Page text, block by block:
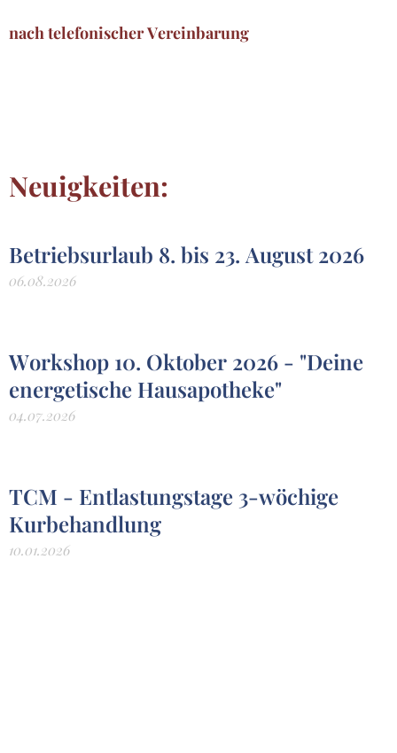
nach telefonischer Vereinbarung
Neuigkeiten:
Betriebsurlaub 8. bis 23. August 2026
06.08.2026
Workshop 10. Oktober 2026 - "Deine
energetische Hausapotheke"
04.07.2026
TCM - Entlastungstage 3-wöchige
Kurbehandlung
10.01.2026